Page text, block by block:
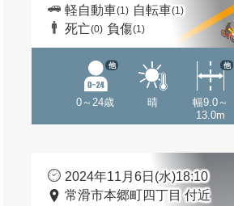
軽自動車(1) 自転車(1)
死亡(0) 負傷(1)
0～24歳
他
晴
幅9.0～
13.0m
他
2024年11月6日(水)18:10
常滑市本郷町四丁目 付近